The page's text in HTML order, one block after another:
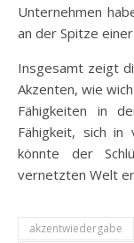
Unternehmen
an der Spitze
Insgesamt zeigt
Akzenten, wie
Fähigkeiten in
Fähigkeit, sich in
könnte der
vernetzten Welt
akzentwiedergabe